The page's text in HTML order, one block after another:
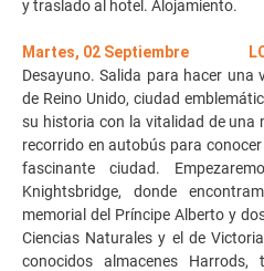
y traslado al hotel. Alojamiento.
Martes, 02 Septiembre
Desayuno. Salida para hacer una
de Reino Unido, ciudad
su historia con la vitalidad de una
recorrido en autobús para
fascinante ciudad.
Knightsbridge, donde
memorial del Príncipe Alberto y
Ciencias Naturales y el de
conocidos almacenes